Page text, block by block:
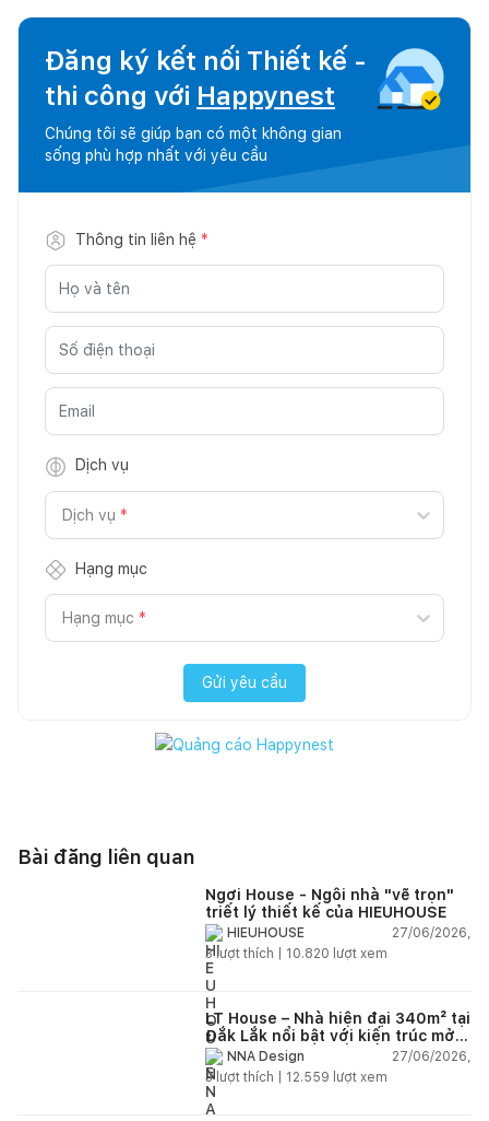
Đăng ký kết nối Thiết kế -
thi công với Happynest
Chúng tôi sẽ giúp bạn có một không gian
sống phù hợp nhất với yêu cầu
Thông tin liên hệ *
Dịch vụ
Dịch vụ *
Hạng mục
Hạng mục *
Gửi yêu cầu
Bài đăng liên quan
Ngơi House - Ngôi nhà "vẽ trọn"
triết lý thiết kế của HIEUHOUSE
HIEUHOUSE
27/06/2026,
3lượt thích | 10.820 lượt xem
LT House – Nhà hiện đại 340m² tại
Đắk Lắk nổi bật với kiến trúc mở
và hệ sân vườn kết nối thiên
nhiên
NNA Design
27/06/2026,
3lượt thích | 12.559 lượt xem